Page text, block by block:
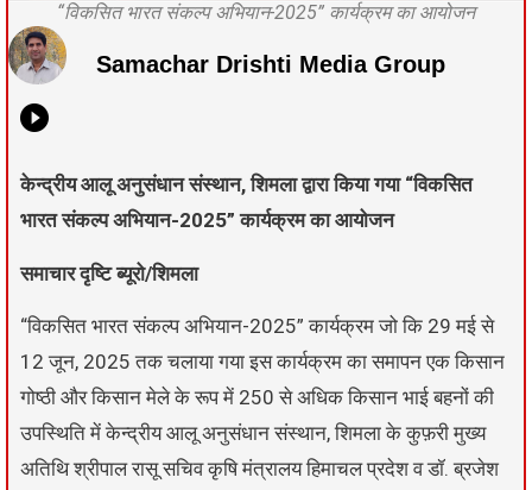
“विकसित भारत संकल्प अभियान-2025” कार्यक्रम का आयोजन
Samachar Drishti Media Group
केन्द्रीय आलू अनुसंधान संस्थान, शिमला द्वारा किया गया “विकसित
भारत संकल्प अभियान-2025” कार्यक्रम का आयोजन
समाचार दृष्टि ब्यूरो/शिमला
“विकसित भारत संकल्प अभियान-2025” कार्यक्रम जो कि 29 मई से
12 जून, 2025 तक चलाया गया इस कार्यक्रम का समापन एक किसान
गोष्ठी और किसान मेले के रूप में 250 से अधिक किसान भाई बहनों की
उपस्थिति में केन्द्रीय आलू अनुसंधान संस्थान, शिमला के कुफ़री मुख्य
अतिथि श्रीपाल रासू सचिव कृषि मंत्रालय हिमाचल प्रदेश व डॉ. ब्रजेश